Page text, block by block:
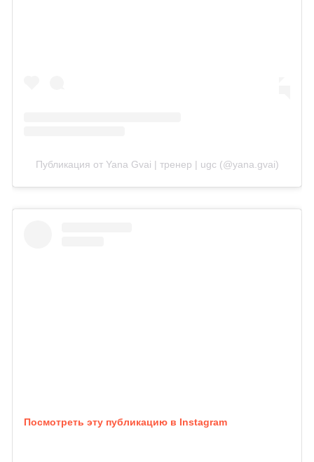
Публикация от Yana Gvai | тренер | ugc (@yana.gvai)
Посмотреть эту публикацию в Instagram